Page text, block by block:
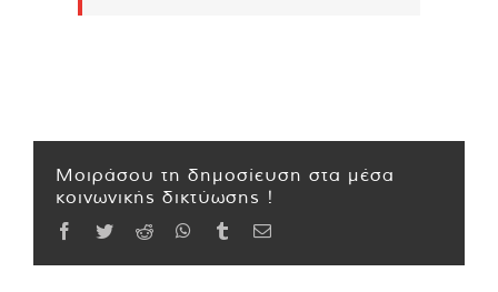
Μοιράσου τη δημοσίευση στα μέσα
κοινωνικής δικτύωσης !
Facebook
TwitterReddit WhatsApp
TumblrEmail